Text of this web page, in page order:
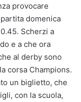
provocare
domenica
Scherzi a
e a che ora
al derby sono
corsa Champions.
un biglietto, che
con la scuola,